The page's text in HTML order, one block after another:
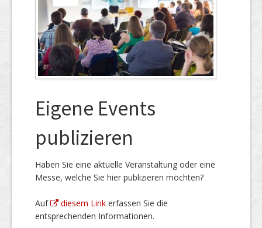
Eigene Events
publizieren
Haben Sie eine aktuelle Veranstaltung oder eine
Messe, welche Sie hier publizieren möchten?
Auf diesem Link erfassen Sie die
entsprechenden Informationen.